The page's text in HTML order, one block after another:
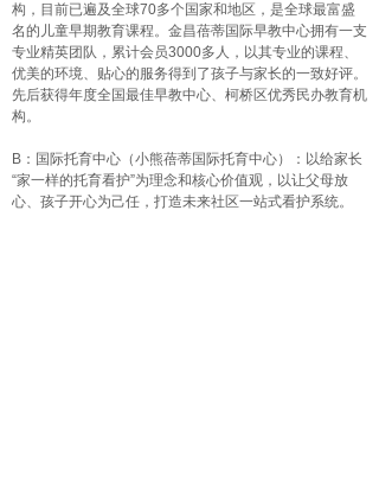
构，目前已遍及全球70多个国家和地区，是全球最富盛
名的儿童早期教育课程。金昌蓓蒂国际早教中心拥有一支
专业精英团队，累计会员3000多人，以其专业的课程、
优美的环境、贴心的服务得到了孩子与家长的一致好评。
先后获得年度全国最佳早教中心、柯桥区优秀民办教育机
构。
B：国际托育中心（小熊蓓蒂国际托育中心）：以给家长
“家一样的托育看护”为理念和核心价值观，以让父母放
心、孩子开心为己任，打造未来社区一站式看护系统。